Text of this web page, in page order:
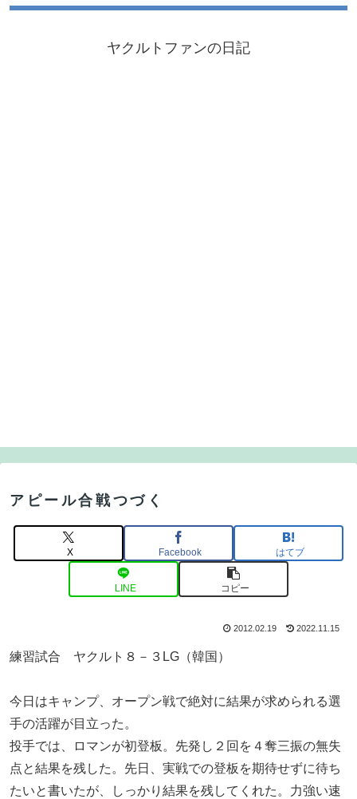
ヤクルトファンの日記
アピール合戦つづく
X Facebook はてブ
LINE コピー
2012.02.19 2022.11.15
練習試合 ヤクルト８－３LG（韓国）
今日はキャンプ、オープン戦で絶対に結果が求められる選
手の活躍が目立った。
投手では、ロマンが初登板。先発し２回を４奪三振の無失
点と結果を残した。先日、実戦での登板を期待せずに待ち
たいと書いたが、しっかり結果を残してくれた。力強い速